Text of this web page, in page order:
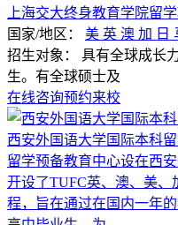
上海交大终身教育学院留
国家/地区： 美 英 澳 加 日
招生对象： 具有全球成长
生。有全球硕士及
在线咨询预约来校
西安外国语大学国际本科
留学预备教育中心设在西
开设了TUFC英、澳、美
程，旨在通过在国内一年